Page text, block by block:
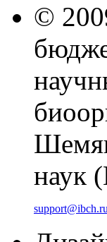
©
наук
support@ibch.ru